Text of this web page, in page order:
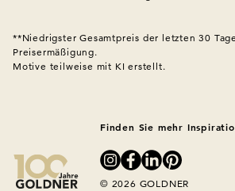
**Niedrigster Gesamtpreis der letzten 30
Preisermäßigung.
Motive teilweise mit KI erstellt.
Finden Sie mehr
© 2026 GOLDNER